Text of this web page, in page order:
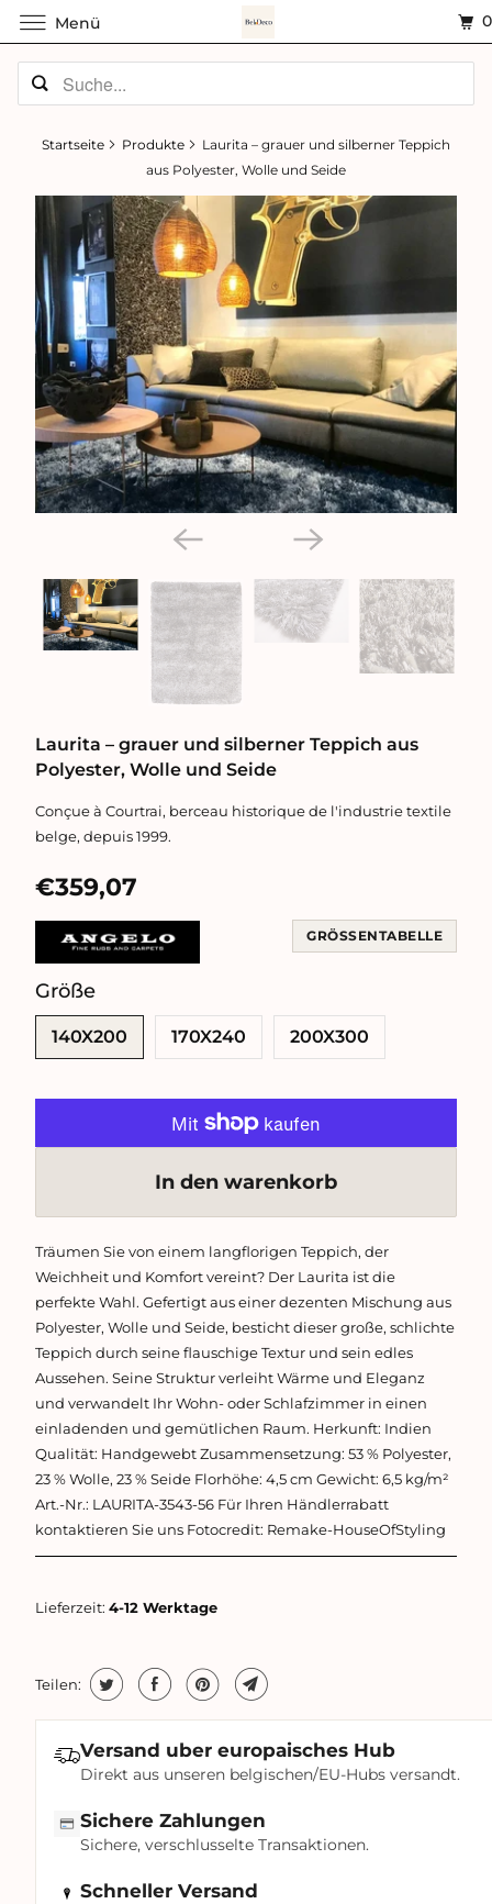
Startseite Produkte
Laurita – grauer und silberner Teppich
aus Polyester, Wolle und Seide
Versand uber europaisches Hub
Direkt aus unseren belgischen/EU-Hubs versandt.
Sichere Zahlungen
Sichere, verschlusselte Transaktionen.
Schneller Versand
Laurita – grauer und silberner Teppich aus
Polyester, Wolle und Seide
Conçue à Courtrai, berceau historique de l'industrie textile
belge, depuis 1999.
€359,07
GRÖSSENTABELLE
Größe
SWATCH-140X200
140X200
SWATCH-170X240
170X240
SWATCH-200X300
200X300
In den warenkorb
Träumen Sie von einem langflorigen Teppich, der
Weichheit und Komfort vereint? Der Laurita ist die
perfekte Wahl. Gefertigt aus einer dezenten Mischung aus
Polyester, Wolle und Seide, besticht dieser große, schlichte
Teppich durch seine flauschige Textur und sein edles
Aussehen. Seine Struktur verleiht Wärme und Eleganz
und verwandelt Ihr Wohn- oder Schlafzimmer in einen
einladenden und gemütlichen Raum. Herkunft: Indien
Qualität: Handgewebt Zusammensetzung: 53 % Polyester,
23 % Wolle, 23 % Seide Florhöhe: 4,5 cm Gewicht: 6,5 kg/m²
Art.-Nr.: LAURITA-3543-56 Für Ihren Händlerrabatt
kontaktieren Sie uns Fotocredit: Remake-HouseOfStyling
Lieferzeit: 4-12 Werktage
Teilen:
Menü 0